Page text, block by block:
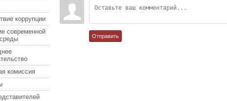
коррупции
современной
комиссия
Отправить